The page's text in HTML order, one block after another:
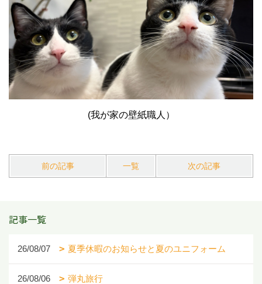
(我が家の壁紙職人）
前の記事 一覧 次の記事
記事一覧
26/08/07 夏季休暇のお知らせと夏のユニフォーム
26/08/06 弾丸旅行